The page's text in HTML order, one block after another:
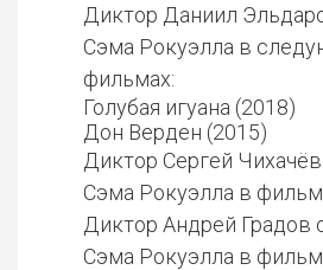
Диктор Даниил
Сэма Рокуэлла в
фильмах:
Голубая игуана (2018)
Дон Верден (2015)
Диктор Сергей
Сэма Рокуэлла в
Диктор Андрей Градов
Сэма Рокуэлла в